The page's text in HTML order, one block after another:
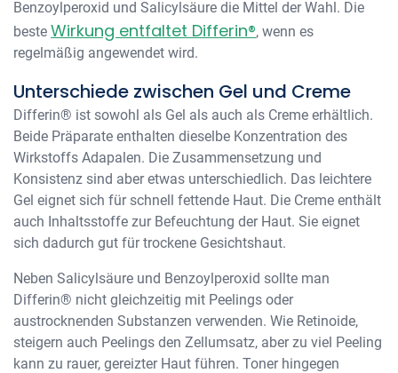
Benzoylperoxid und Salicylsäure die Mittel der Wahl. Die
beste Wirkung entfaltet Differin®, wenn es
regelmäßig angewendet wird.
Unterschiede zwischen Gel und Creme
Differin® ist sowohl als Gel als auch als Creme erhältlich.
Beide Präparate enthalten dieselbe Konzentration des
Wirkstoffs Adapalen. Die Zusammensetzung und
Konsistenz sind aber etwas unterschiedlich. Das leichtere
Gel eignet sich für schnell fettende Haut. Die Creme enthält
auch Inhaltsstoffe zur Befeuchtung der Haut. Sie eignet
sich dadurch gut für trockene Gesichtshaut.
Neben Salicylsäure und Benzoylperoxid sollte man
Differin® nicht gleichzeitig mit Peelings oder
austrocknenden Substanzen verwenden. Wie Retinoide,
steigern auch Peelings den Zellumsatz, aber zu viel Peeling
kann zu rauer, gereizter Haut führen. Toner hingegen